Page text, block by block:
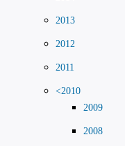
2013
2012
2011
<2010
2009
2008